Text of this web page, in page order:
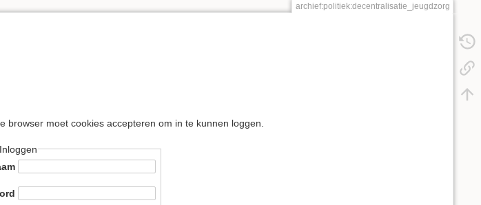
archief:politiek:decentralisatie_jeugdzorg
browser moet cookies accepteren om in te kunnen loggen.
Inloggen